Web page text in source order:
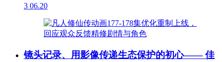
3 06.20
镜头记录、用影像传递生态保护的初心—— 佳